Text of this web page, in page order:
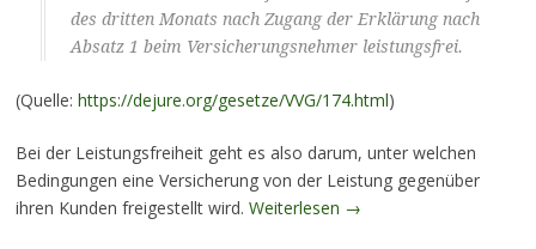
des dritten Monats nach Zugang der Erklärung nach
Absatz 1 beim Versicherungsnehmer leistungsfrei.
(Quelle: https://dejure.org/gesetze/VVG/174.html)
Bei der Leistungsfreiheit geht es also darum, unter welchen
Bedingungen eine Versicherung von der Leistung gegenüber
ihren Kunden freigestellt wird. Weiterlesen →